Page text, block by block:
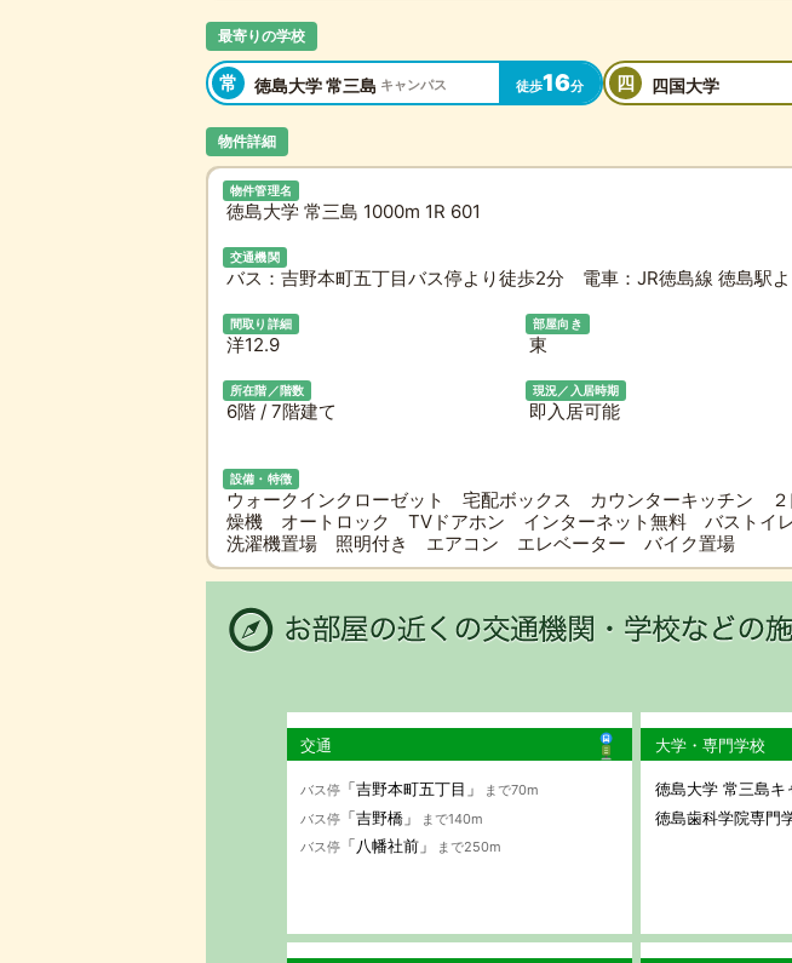
最寄りの学校
常 徳島大学 常三島 キャンパス 徒歩16分 四 四国大学
物件詳細
物件管理名
徳島大学 常三島 1000m 1R 601
交通機関
バス：吉野本町五丁目バス停より徒歩2分 電車：JR徳島線 徳島駅
間取り詳細
洋12.9
部屋向き
東
所在階／階数
6階 / 7階建て
現況／入居時期
即入居可能
設備・特徴
ウォークインクローゼット 宅配ボックス カウンターキッチン
燥機 オートロック TVドアホン インターネット無料 バスト
洗濯機置場 照明付き エアコン エレベーター バイク置場
交通
バス停 「吉野本町五丁目」
まで70m
バス停 「吉野橋」
まで140m
バス停 「八幡社前」 まで250m
大学・専門学校
徳島大学 常三島キ
徳島歯科学院専門